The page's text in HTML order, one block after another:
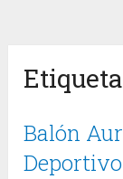
Balón